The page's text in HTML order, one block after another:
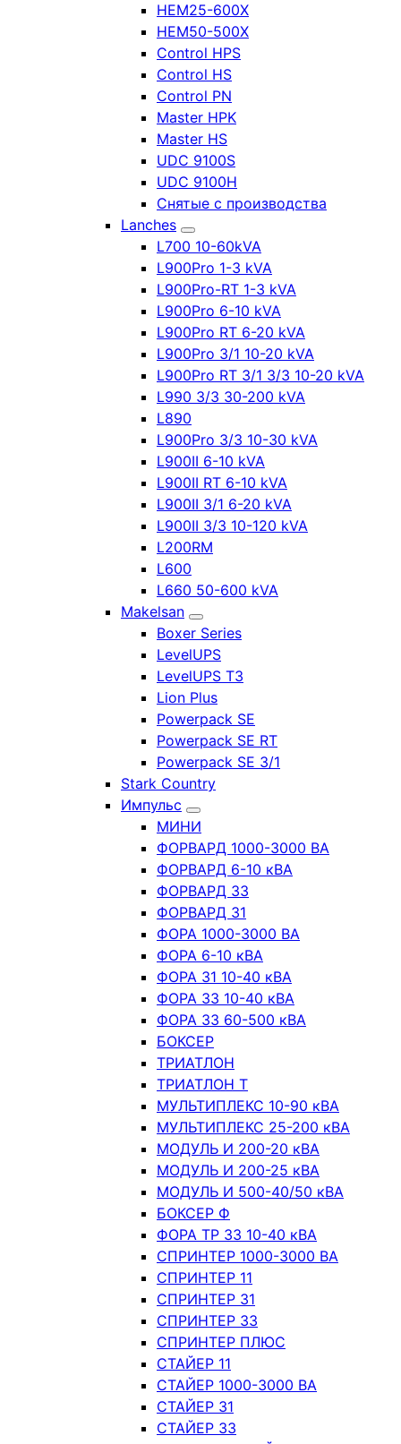
HEM25-600X
HEM50-500X
Control HPS
Control HS
Control PN
Master HPK
Master HS
UDC 9100S
UDC 9100H
Снятые с производства
Lanches
L700 10-60kVA
L900Pro 1-3 kVA
L900Pro-RT 1-3 kVA
L900Pro 6-10 kVA
L900Pro RT 6-20 kVA
L900Pro 3/1 10-20 kVA
L900Pro RT 3/1 3/3 10-20 kVA
L990 3/3 30-200 kVA
L890
L900Pro 3/3 10-30 kVA
L900II 6-10 kVA
L900II RT 6-10 kVA
L900II 3/1 6-20 kVA
L900II 3/3 10-120 kVA
L200RM
L600
L660 50-600 kVA
Makelsan
Boxer Series
LevelUPS
LevelUPS T3
Lion Plus
Powerpack SE
Powerpack SE RT
Powerpack SE 3/1
Stark Country
Импульс
МИНИ
ФОРВАРД 1000-3000 ВА
ФОРВАРД 6-10 кВА
ФОРВАРД 33
ФОРВАРД 31
ФОРА 1000-3000 ВА
ФОРА 6-10 кВА
ФОРА 31 10-40 кВА
ФОРА 33 10-40 кВА
ФОРА 33 60-500 кВА
БОКСЕР
ТРИАТЛОН
ТРИАТЛОН Т
МУЛЬТИПЛЕКС 10-90 кВА
МУЛЬТИПЛЕКС 25-200 кВА
МОДУЛЬ И 200-20 кВА
МОДУЛЬ И 200-25 кВА
МОДУЛЬ И 500-40/50 кВА
БОКСЕР Ф
ФОРА ТР 33 10-40 кВА
СПРИНТЕР 1000-3000 ВА
СПРИНТЕР 11
СПРИНТЕР 31
СПРИНТЕР 33
СПРИНТЕР ПЛЮС
СТАЙЕР 11
СТАЙЕР 1000-3000 ВА
СТАЙЕР 31
СТАЙЕР 33